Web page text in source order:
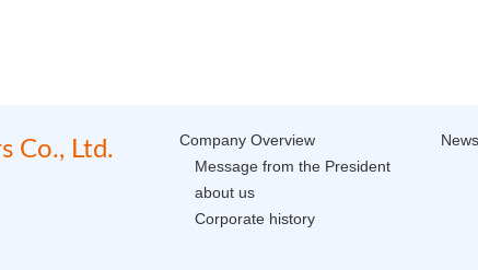
Co., Ltd.
Company Overview
Message from the President
about us
Corporate history
News